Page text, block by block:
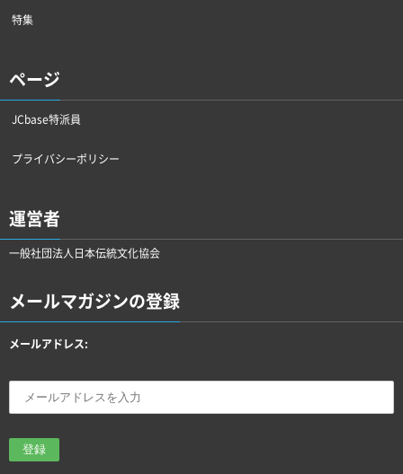
特集
ページ
JCbase特派員
プライバシーポリシー
運営者
一般社団法人日本伝統文化協会
メールマガジンの登録
メールアドレス: